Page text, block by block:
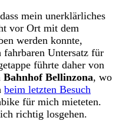
mein unerklärliches
vor Ort mit dem
werden konnte,
fahrbaren Untersatz für
führte daher von
Bahnhof Bellinzona, wo
beim letzten Besuch
für mich mieteten.
richtig losgehen.